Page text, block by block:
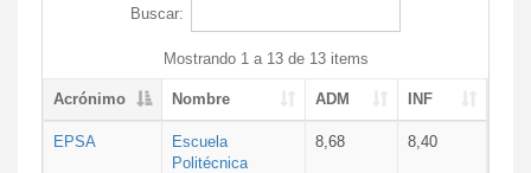
Buscar:
Mostrando 1 a 13 de 13 items
Acrónimo Nombre ADM INF
EPSA
Escuela
Politécnica
8,68 8,40